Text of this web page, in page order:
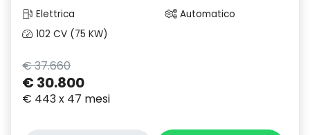
Elettrica
Automatico
102 CV (75 KW)
€ 37.660
€ 30.800
€ 443 x 47 mesi